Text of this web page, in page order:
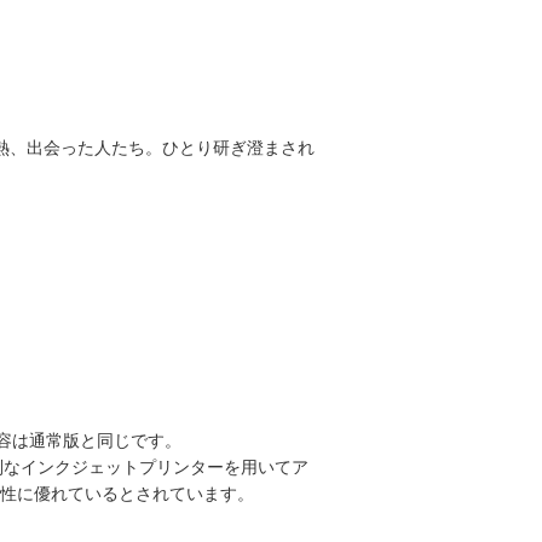
出会った人たち。ひとり研ぎ澄まされ
通常版と同じです。
インクジェットプリンターを用いてア
に優れているとされています。